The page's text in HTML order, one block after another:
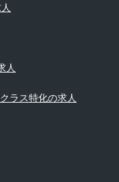
人
ラス特化の求人